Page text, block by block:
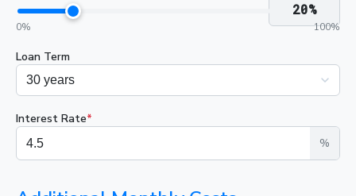
20%
0% 100%
Loan Term
Interest Rate*
%